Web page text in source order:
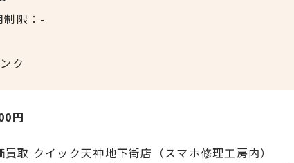
制限：-
ク
円
取 クイック天神地下街店（スマホ修理工房内）